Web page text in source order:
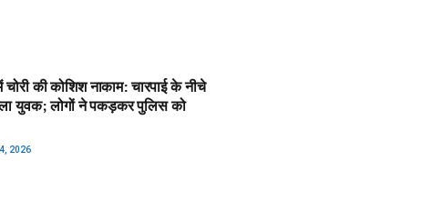
चोरी की कोशिश नाकाम: चारपाई के नीचे
युवक; लोगों ने पकड़कर पुलिस को
2026